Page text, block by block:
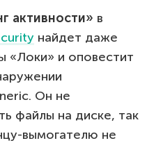
активности» в
найдет даже
«Локи» и оповестит
Он не
файлы на диске, так
вымогателю не